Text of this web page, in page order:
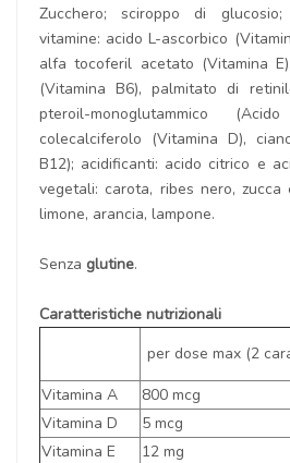
Zucchero; sciroppo di
vitamine: acido L-ascorbico
alfa tocoferil acetato (Vitamina
(Vitamina B6), palmitato di
pteroil-monoglutammico
colecalciferolo (Vitamina D),
B12); acidificanti: acido citrico e
vegetali: carota, ribes nero, zucca
limone, arancia, lampone.
Senza glutine.
Caratteristiche nutrizionali
per dose max (2
Vitamina A
800 mcg
Vitamina D
5 mcg
Vitamina E
12 mg